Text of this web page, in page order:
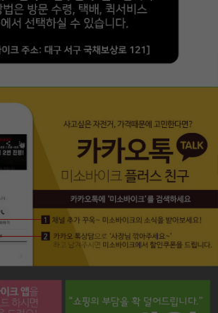
페이코 라이프